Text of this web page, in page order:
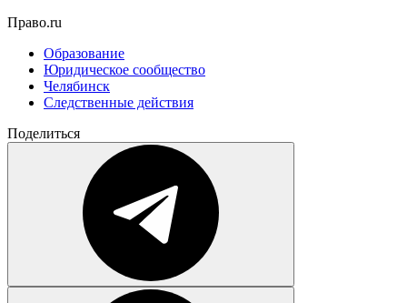
Право.ru
Образование
Юридическое сообщество
Челябинск
Следственные действия
Поделиться